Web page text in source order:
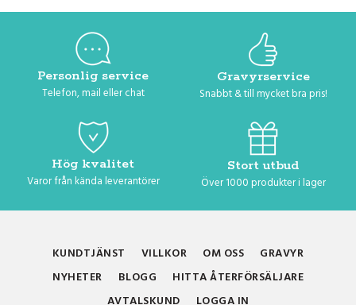
Personlig service
Telefon, mail eller chat
Gravyrservice
Snabbt & till mycket bra pris!
Hög kvalitet
Varor från kända leverantörer
Stort utbud
Över 1000 produkter i lager
KUNDTJÄNST VILLKOR OM OSS
GRAVYR
NYHETER
BLOGG
HITTA ÅTERFÖRSÄLJARE